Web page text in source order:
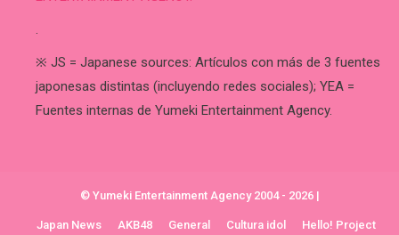
.
※ JS = Japanese sources: Artículos con más de 3 fuentes
japonesas distintas (incluyendo redes sociales); YEA =
Fuentes internas de Yumeki Entertainment Agency.
© Yumeki Entertainment Agency 2004 - 2026 |
Japan News AKB48 General Cultura idol Hello! Project